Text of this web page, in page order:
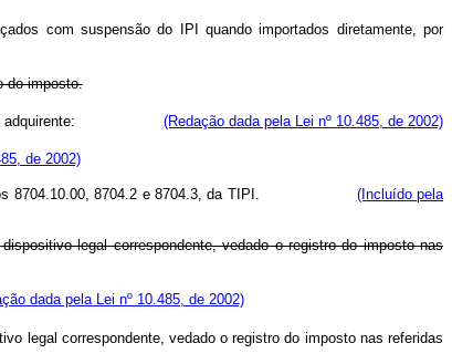
com suspensão do IPI quando importados diretamente, por
do imposto.
(Redação dada pela Lei nº 10.485, de 2002)
de 2002)
códigos 8704.10.00, 8704.2 e 8704.3, da TIPI. (Incluído pela
legal correspondente, vedado o registro do imposto nas
dada pela Lei nº 10.485, de 2002)
legal correspondente, vedado o registro do imposto nas referidas